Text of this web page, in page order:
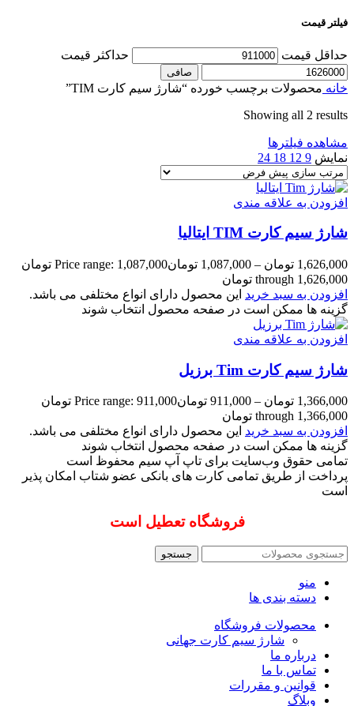
فیلتر قیمت
حداقل قیمت حداكثر قيمت
صافی
خانه محصولات برچسب خورده “شارژ سیم کارت TIM”
Showing all 2 results
مشاهده فیلترها
نمایش 9
12
18
24
افزودن به علاقه مندی
شارژ سیم کارت TIM ایتالیا
1,626,000 تومان –
1,087,000 تومان
Price range: 1,087,000 تومان
through 1,626,000 تومان
افزودن به سبد خرید این محصول دارای انواع مختلفی می باشد.
گزینه ها ممکن است در صفحه محصول انتخاب شوند
افزودن به علاقه مندی
شارژ سیم کارت Tim برزیل
1,366,000 تومان –
911,000 تومان
Price range: 911,000 تومان
through 1,366,000 تومان
افزودن به سبد خرید این محصول دارای انواع مختلفی می باشد.
گزینه ها ممکن است در صفحه محصول انتخاب شوند
تمامی حقوق وب‌سایت برای تاپ آپ سیم محفوظ است
پرداخت از طریق تمامی کارت های بانکی عضو شتاب امکان پذیر
است
فروشگاه تعطیل است
جستجو
منو
دسته بندی ها
محصولات فروشگاه
شارژ سیم کارت جهانی
درباره ما
تماس با ما
قوانین و مقررات
وبلاگ